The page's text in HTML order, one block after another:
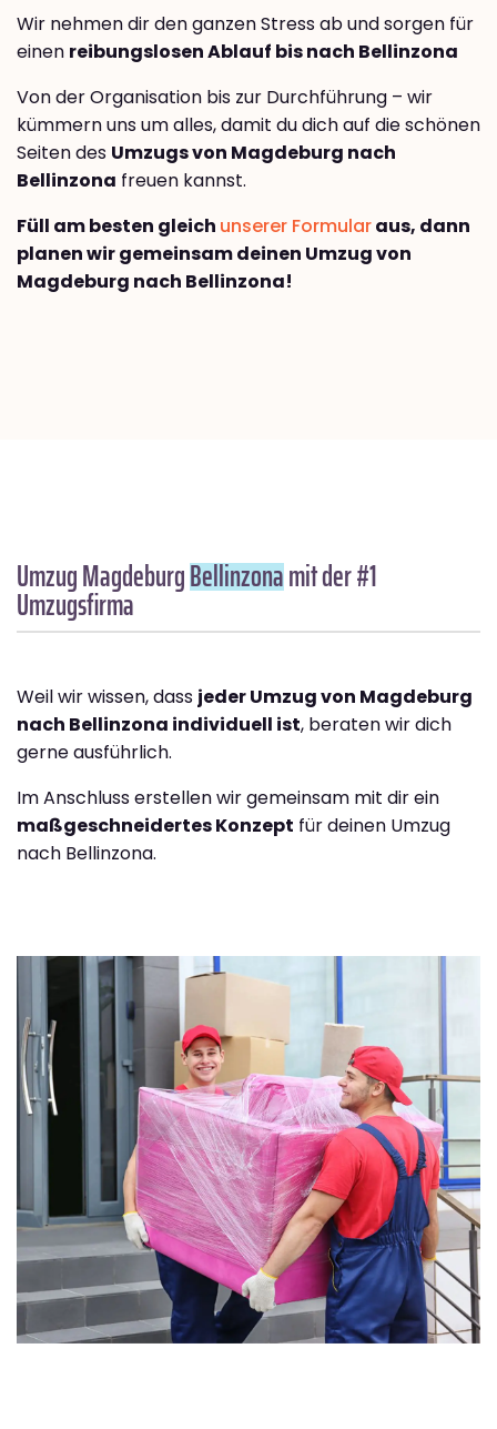
Wir nehmen dir den ganzen Stress ab und sorgen für
einen reibungslosen Ablauf bis nach Bellinzona
Von der Organisation bis zur Durchführung – wir
kümmern uns um alles, damit du dich auf die schönen
Seiten des Umzugs von Magdeburg nach
Bellinzona freuen kannst.
Füll am besten gleich unserer Formularaus, dann
planen wir gemeinsam deinen Umzug von
Magdeburg nach Bellinzona!
Umzug MagdeburgBellinzonamit der #1
Umzugsfirma
Weil wir wissen, dass jeder Umzug von Magdeburg
nach Bellinzona individuell ist, beraten wir dich
gerne ausführlich.
Im Anschluss erstellen wir gemeinsam mit dir ein
maßgeschneidertes Konzept für deinen Umzug
nach Bellinzona.